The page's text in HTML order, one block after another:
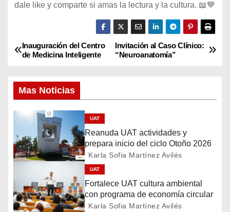
dale like y comparte si amas la lectura y la cultura. 📖💙
N
v
e
g
a
c
i
Invitación al Caso Clínico:
“Neuroanatomía”
Inauguración del Centro
de Medicina Inteligente
Mas Noticias
UAT
Reanuda UAT actividades y
prepara inicio del ciclo Otoño 2026
Karla Sofia Martínez Avilés
UAT
Fortalece UAT cultura ambiental
con programa de economía circular
Karla Sofia Martínez Avilés